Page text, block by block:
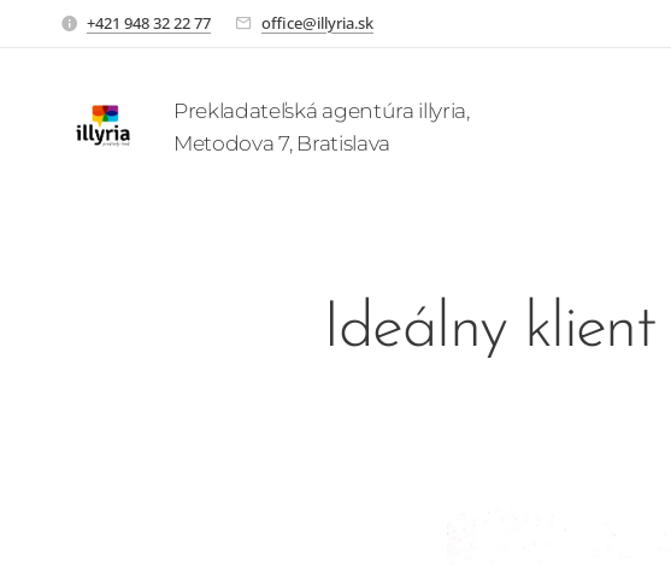
+421 948 32 22 77 office@illyria.sk
Prekladateľská agentúra illyria,
Metodova 7, Bratislava
Ideálny